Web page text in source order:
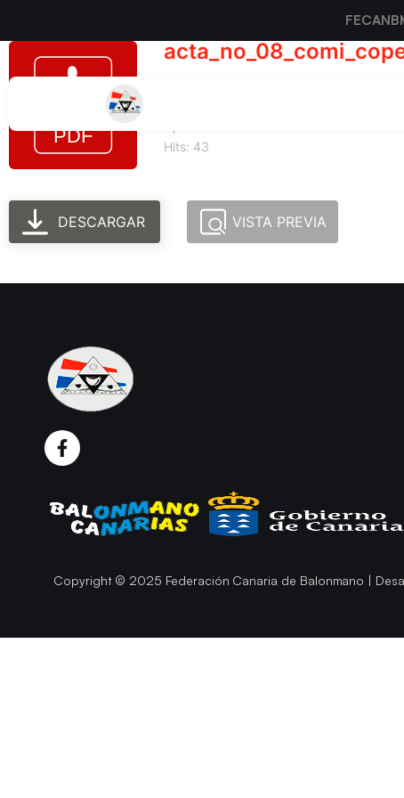
Hits: 43
DESCARGAR VISTA PREVIA
Copyright © 2025 Federación Canaria de Balonmano |